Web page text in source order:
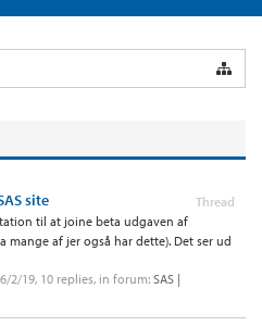
Thread
site
til at joine beta udgaven af
mange af jer også har dette). Det ser ud
6/2/19, 10 replies, in forum: SAS |